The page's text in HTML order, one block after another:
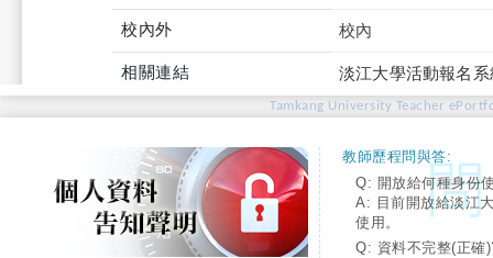
校內外 校內
相關連結 淡江大學活動報名
Tamkang University Teacher
教師歷程問與答:
Q: 開放給何種身份
A: 目前開放給淡江
使用。
Q: 資料不完整(正確